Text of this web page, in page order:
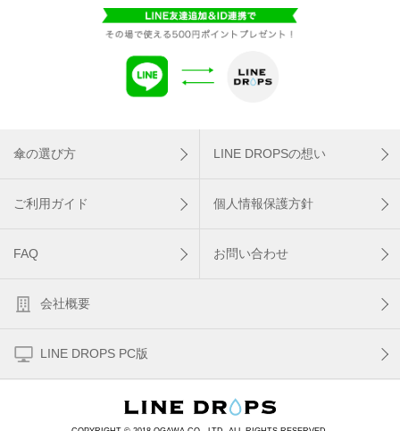
傘の選び方 LINE DROPSの想い
ご利用ガイド 個人情報保護方針
FAQ お問い合わせ
会社概要
LINE DROPS PC版